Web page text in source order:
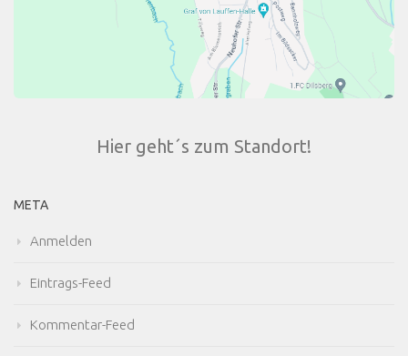
Hier geht´s zum Standort!
META
Anmelden
Eintrags-Feed
Kommentar-Feed